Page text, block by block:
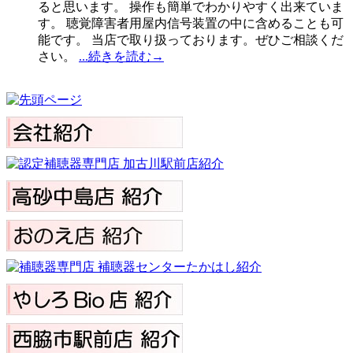
ると思います。 操作も簡単でわかりやすく出来ていま
す。 聴覚障害者用屋内信号装置の中に含めることも可
能です。 当店で取り扱っております。ぜひご相談くだ
さい。 ...続きを読む→